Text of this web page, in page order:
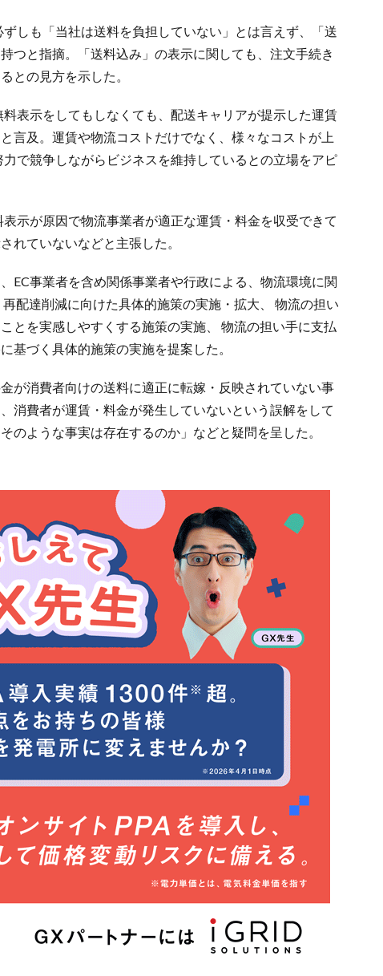
しも「当社は送料を負担していない」とは言えず、「送
つと指摘。「送料込み」の表示に関しても、注文手続き
との見方を示した。
料表示をしてもしなくても、配送キャリアが提示した運賃
言及。運賃や物流コストだけでなく、様々なコストが上
で競争しながらビジネスを維持しているとの立場をアピ
示が原因で物流事業者が適正な運賃・料金を収受できて
れていないなどと主張した。
EC事業者を含め関係事業者や行政による、物流環境に関
配達削減に向けた具体的施策の実施・拡大、 物流の担い
とを実感しやすくする施策の実施、 物流の担い手に支払
基づく具体的施策の実施を提案した。
が消費者向けの送料に適正に転嫁・反映されていない事
消費者が運賃・料金が発生していないという誤解をして
のような事実は存在するのか」などと疑問を呈した。